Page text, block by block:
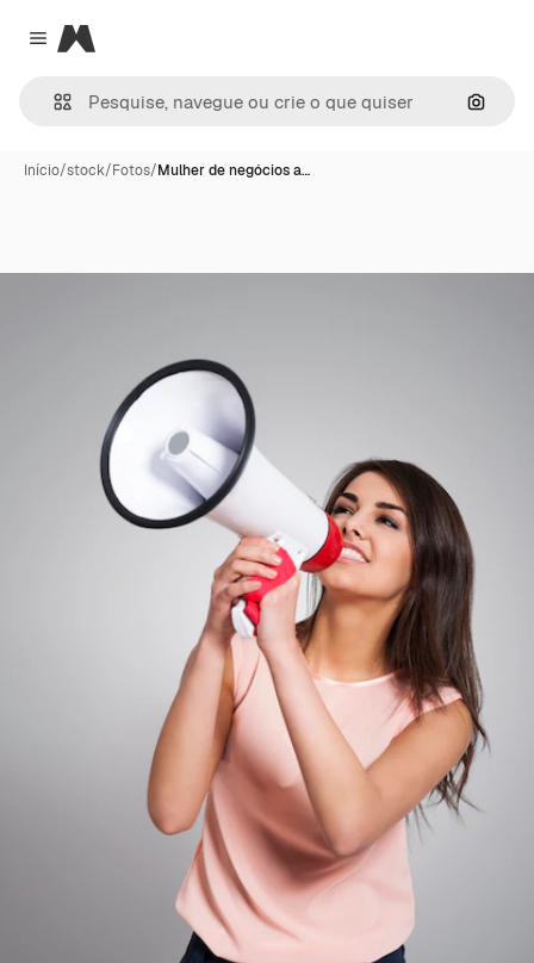
Close menu
Magnific
Início/stock/Fotos/Mulher de negócios a…